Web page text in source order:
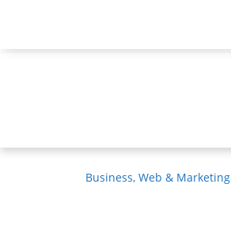
Business, Web & Marketing